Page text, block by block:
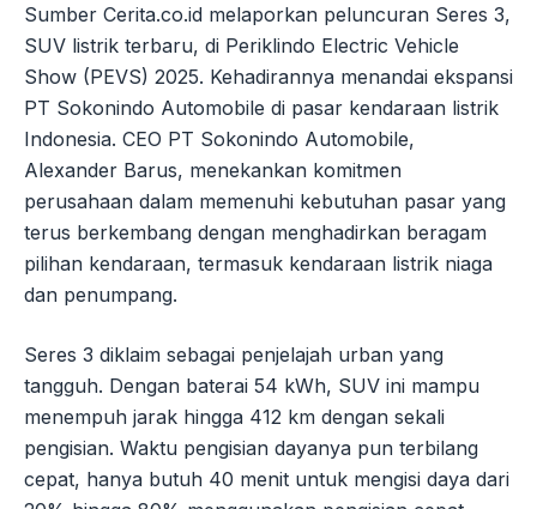
Sumber Cerita.co.id melaporkan peluncuran Seres 3,
SUV listrik terbaru, di Periklindo Electric Vehicle
Show (PEVS) 2025. Kehadirannya menandai ekspansi
PT Sokonindo Automobile di pasar kendaraan listrik
Indonesia. CEO PT Sokonindo Automobile,
Alexander Barus, menekankan komitmen
perusahaan dalam memenuhi kebutuhan pasar yang
terus berkembang dengan menghadirkan beragam
pilihan kendaraan, termasuk kendaraan listrik niaga
dan penumpang.
Seres 3 diklaim sebagai penjelajah urban yang
tangguh. Dengan baterai 54 kWh, SUV ini mampu
menempuh jarak hingga 412 km dengan sekali
pengisian. Waktu pengisian dayanya pun terbilang
cepat, hanya butuh 40 menit untuk mengisi daya dari